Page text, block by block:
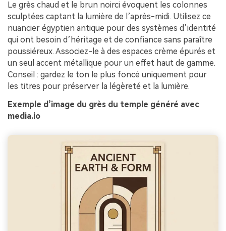
Le grès chaud et le brun noirci évoquent les colonnes
sculptées captant la lumière de l’après-midi. Utilisez ce
nuancier égyptien antique pour des systèmes d’identité
qui ont besoin d’héritage et de confiance sans paraître
poussiéreux. Associez-le à des espaces crème épurés et
un seul accent métallique pour un effet haut de gamme.
Conseil : gardez le ton le plus foncé uniquement pour
les titres pour préserver la légèreté et la lumière.
Exemple d’image du grès du temple généré avec
media.io